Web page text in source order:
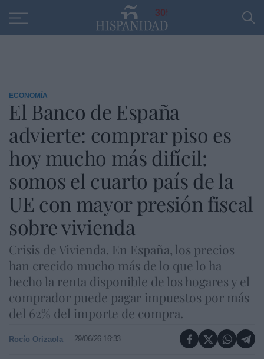
30
ECONOMÍA
El Banco de España
advierte: comprar piso es
hoy mucho más difícil:
somos el cuarto país de la
UE con mayor presión fiscal
sobre vivienda
Crisis de Vivienda. En España, los precios
han crecido mucho más de lo que lo ha
hecho la renta disponible de los hogares y el
comprador puede pagar impuestos por más
del 62% del importe de compra.
Rocío Orizaola 29/06/26 16:33